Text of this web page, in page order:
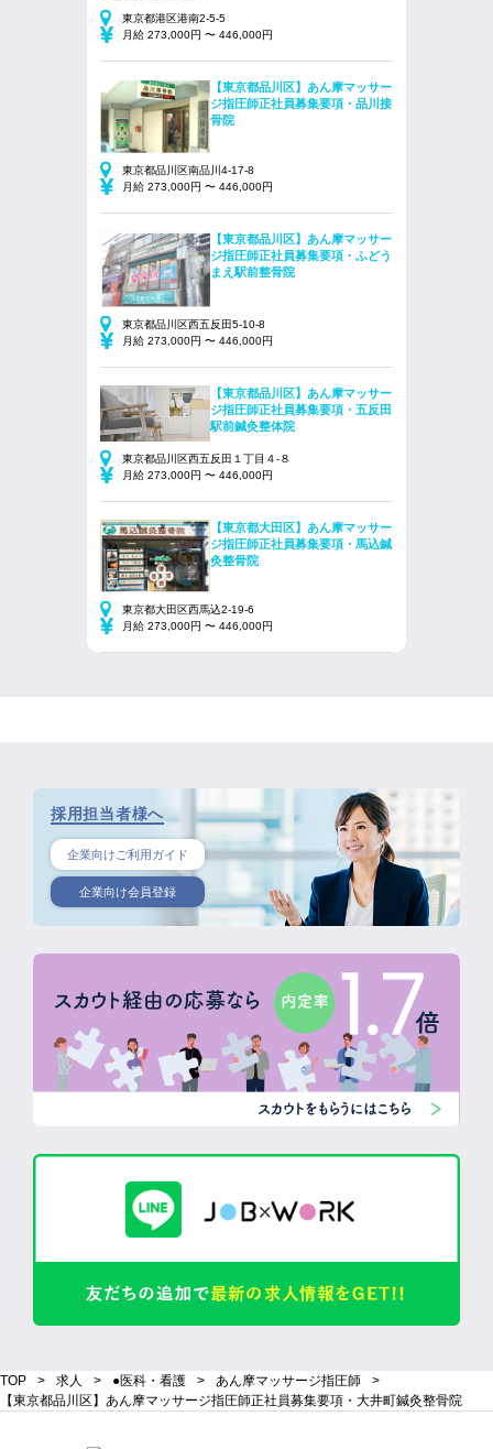
東京都港区港南2-5-5
月給 273,000円 〜 446,000円
【東京都品川区】あん摩マッサー
ジ指圧師正社員募集要項・品川接
骨院
東京都品川区南品川4-17-8
月給 273,000円 〜 446,000円
【東京都品川区】あん摩マッサー
ジ指圧師正社員募集要項・ふどう
まえ駅前整骨院
東京都品川区西五反田5-10-8
月給 273,000円 〜 446,000円
【東京都品川区】あん摩マッサー
ジ指圧師正社員募集要項・五反田
駅前鍼灸整体院
東京都品川区西五反田１丁目４-８
月給 273,000円 〜 446,000円
【東京都大田区】あん摩マッサー
ジ指圧師正社員募集要項・馬込鍼
灸整骨院
東京都大田区西馬込2-19-6
月給 273,000円 〜 446,000円
採用担当者様へ
企業向けご利用ガイド
企業向け会員登録
TOP 求人 ●医科・看護
あん摩マッサージ指圧師
【東京都品川区】あん摩マッサージ指圧師正社員募集要項・大井町鍼灸整骨院